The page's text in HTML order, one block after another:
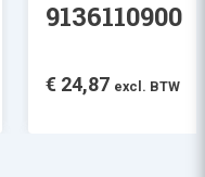
9136110900
€ 24,87 excl. BTW